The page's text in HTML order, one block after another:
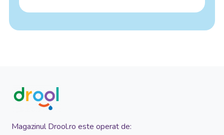
Magazinul Drool.ro este operat de: